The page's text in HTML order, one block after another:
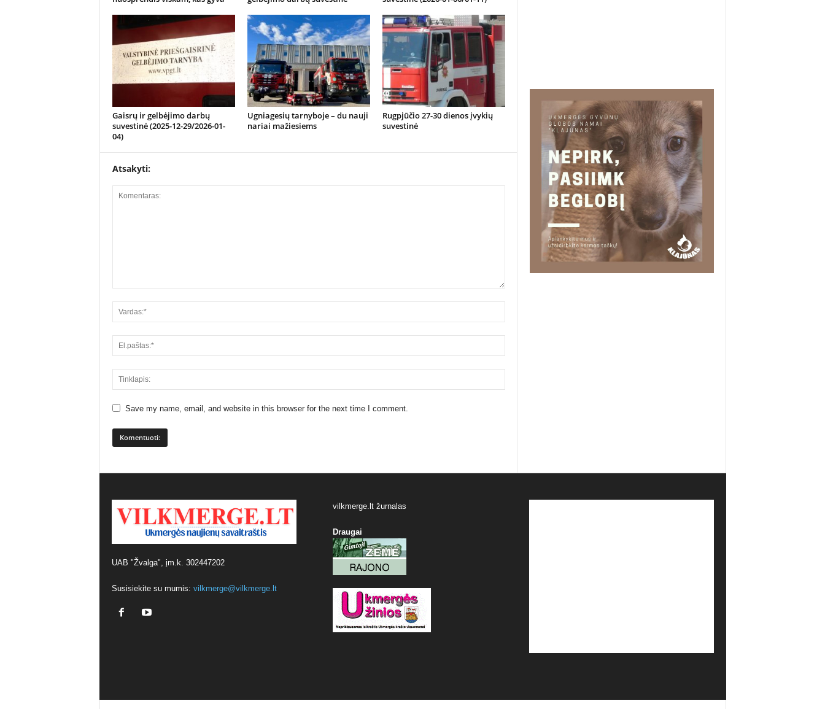
Gaisrų ir gelbėjimo darbų
suvestinė (2025-12-29/2026-01-
04)
Ugniagesių tarnyboje – du nauji
nariai mažiesiems
Rugpjūčio 27-30 dienos įvykių
suvestinė
Atsakyti:
Save my name, email, and website in this browser for the next time I comment.
UAB "Žvalga", įm.k. 302447202
Susisiekite su mumis: vilkmerge@vilkmerge.lt
vilkmerge.lt žurnalas
Draugai